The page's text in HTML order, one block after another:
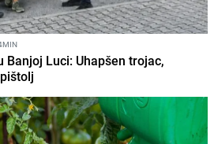
Luci: Uhapšen trojac,